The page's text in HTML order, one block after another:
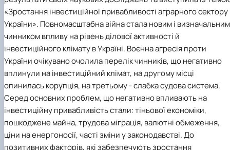
«Зростання інвестиційної привабливості аграрного сектору
України». Повномасштабна війна стала новим і визначальним
чинником впливу на рівень ділової активності й
інвестиційного клімату в Україні. Воєнна агресія проти
України очікувано очолила перелік чинників, що негативно
вплинули на інвестиційний клімат, на другому місці
опинилась корупція, на третьому - слабка судова система.
Серед основних проблем, що негативно впливають на
інвестиційну привабливість стали: тіньової економіки,
пошкоджене майна, трудова міграція, валютні обмеження,
ціни на енергоносії, часті зміни у законодавстві. До
позитивних факторів, які забезпечують зростання